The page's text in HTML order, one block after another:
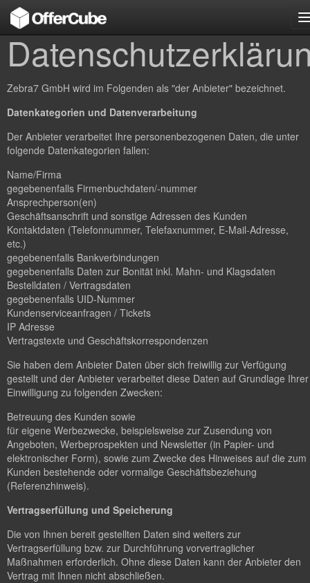
Zebra7 GmbH wird im Folgenden als "der Anbieter" bezeichnet.
Datenkategorien und Datenverarbeitung
Der Anbieter verarbeitet Ihre personenbezogenen Daten, die unter
folgende Datenkategorien fallen:
Name/Firma
gegebenenfalls Firmenbuchdaten/-nummer
Ansprechperson(en)
Geschäftsanschrift und sonstige Adressen des Kunden
Kontaktdaten (Telefonnummer, Telefaxnummer, E-Mail-Adresse,
etc.)
gegebenenfalls Bankverbindungen
gegebenenfalls Daten zur Bonität inkl. Mahn- und Klagsdaten
Bestelldaten / Vertragsdaten
gegebenenfalls UID-Nummer
Kundenserviceanfragen / Tickets
IP Adresse
Vertragstexte und Geschäftskorrespondenzen
Sie haben dem Anbieter Daten über sich freiwillig zur Verfügung
gestellt und der Anbieter verarbeitet diese Daten auf Grundlage Ihrer
Einwilligung zu folgenden Zwecken:
Betreuung des Kunden sowie
für eigene Werbezwecke, beispielsweise zur Zusendung von
Angeboten, Werbeprospekten und Newsletter (in Papier- und
elektronischer Form), sowie zum Zwecke des Hinweises auf die zum
Kunden bestehende oder vormalige Geschäftsbeziehung
(Referenzhinweis).
Vertragserfüllung und Speicherung
Die von Ihnen bereit gestellten Daten sind weiters zur
Vertragserfüllung bzw. zur Durchführung vorvertraglicher
Maßnahmen erforderlich. Ohne diese Daten kann der Anbieter den
Vertrag mit Ihnen nicht abschließen.